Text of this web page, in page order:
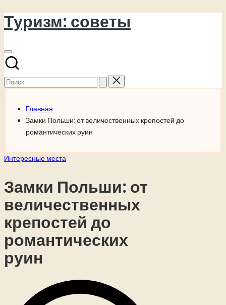
Перейти
к
Туризм: советы
Поиск
для:
Главная
Замки Польши: от величественных крепостей до
романтических руин
Опубликовано
Интересные места
Замки Польши: от
величественных
крепостей до
романтических
руин